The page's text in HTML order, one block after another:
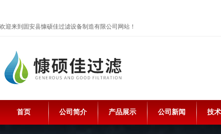
欢迎来到固安县慷硕佳过滤设备制造有限公司网站！
首页 公司简介 产品展示 公司新闻 技